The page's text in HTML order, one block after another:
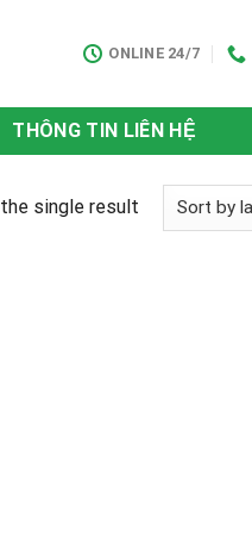
ONLINE 24/7
THÔNG TIN LIÊN HỆ
single result